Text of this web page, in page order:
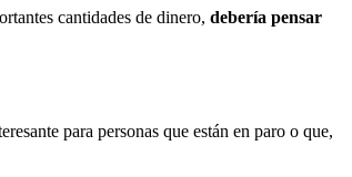
cantidades de dinero, debería pensar
para personas que están en paro o que,